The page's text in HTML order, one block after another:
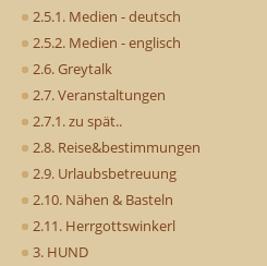
2.5.1. Medien - deutsch
2.5.2. Medien - englisch
2.6. Greytalk
2.7. Veranstaltungen
2.7.1. zu spät..
2.8. Reise&bestimmungen
2.9. Urlaubsbetreuung
2.10. Nähen & Basteln
2.11. Herrgottswinkerl
3. HUND